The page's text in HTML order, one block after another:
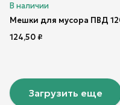
В наличии
Мешки для мусора ПВД
124,50₽
Загрузить еще